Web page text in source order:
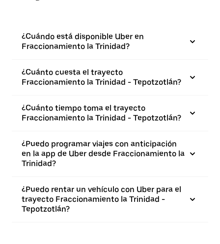
¿Cuándo está disponible Uber en
Fraccionamiento la Trinidad?
¿Cuánto cuesta el trayecto
Fraccionamiento la Trinidad - Tepotzotlán?
¿Cuánto tiempo toma el trayecto
Fraccionamiento la Trinidad - Tepotzotlán?
¿Puedo programar viajes con anticipación
en la app de Uber desde Fraccionamiento la
Trinidad?
¿Puedo rentar un vehículo con Uber para el
trayecto Fraccionamiento la Trinidad -
Tepotzotlán?